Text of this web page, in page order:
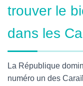
trouver le
dans les
La République
numéro un des